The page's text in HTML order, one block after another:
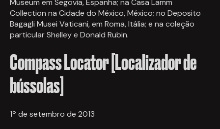
Museum em Segovia, Espanha; na Casa Lamm
Collection na Cidade do México, México; no Deposito
Bagagli Musei Vaticani, em Roma, Itália; e na coleção
particular Shelley e Donald Rubin.
Compass Locator [Localizador de
bússolas]
1º de setembro de 2013